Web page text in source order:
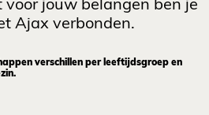
voor jouw belangen ben je
Ajax verbonden.
verschillen per leeftijdsgroep en